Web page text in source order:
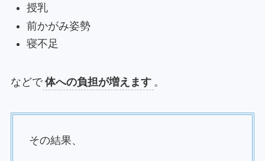
授乳
前かがみ姿勢
寝不足
などで 体への負担が増えます 。
その結果、